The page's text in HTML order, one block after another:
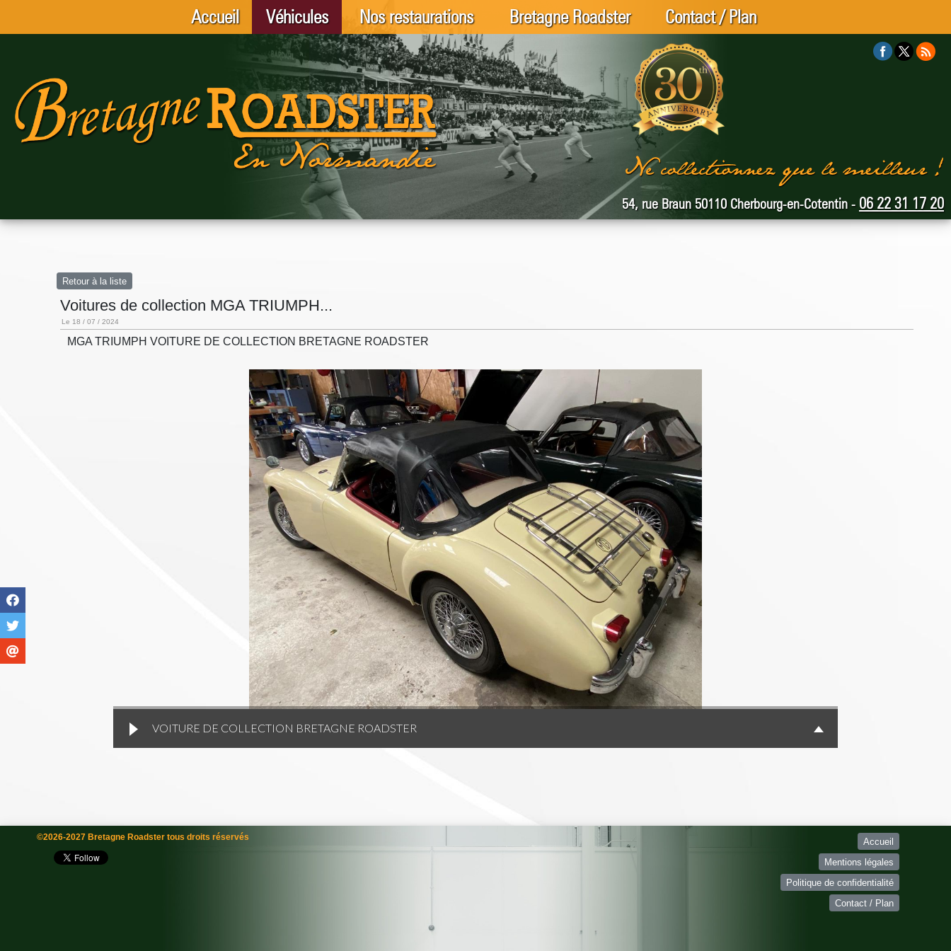
Accueil Véhicules Nos restaurations Bretagne Roadster Contact / Plan
54, rue Braun 50110 Cherbourg-en-Cotentin - 06 22 31 17 20
Retour à la liste
Voitures de collection MGA TRIUMPH...
Le 18 / 07 / 2024
MGA TRIUMPH VOITURE DE COLLECTION BRETAGNE ROADSTER
VOITURE DE COLLECTION BRETAGNE ROADSTER
©2026-2027 Bretagne Roadster tous droits réservés
Accueil
Mentions légales
Politique de confidentialité
Contact / Plan